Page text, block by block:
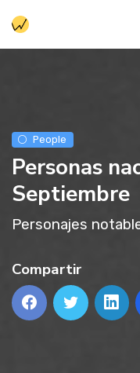
People
Personas
Septiembre
Personajes
Compartir